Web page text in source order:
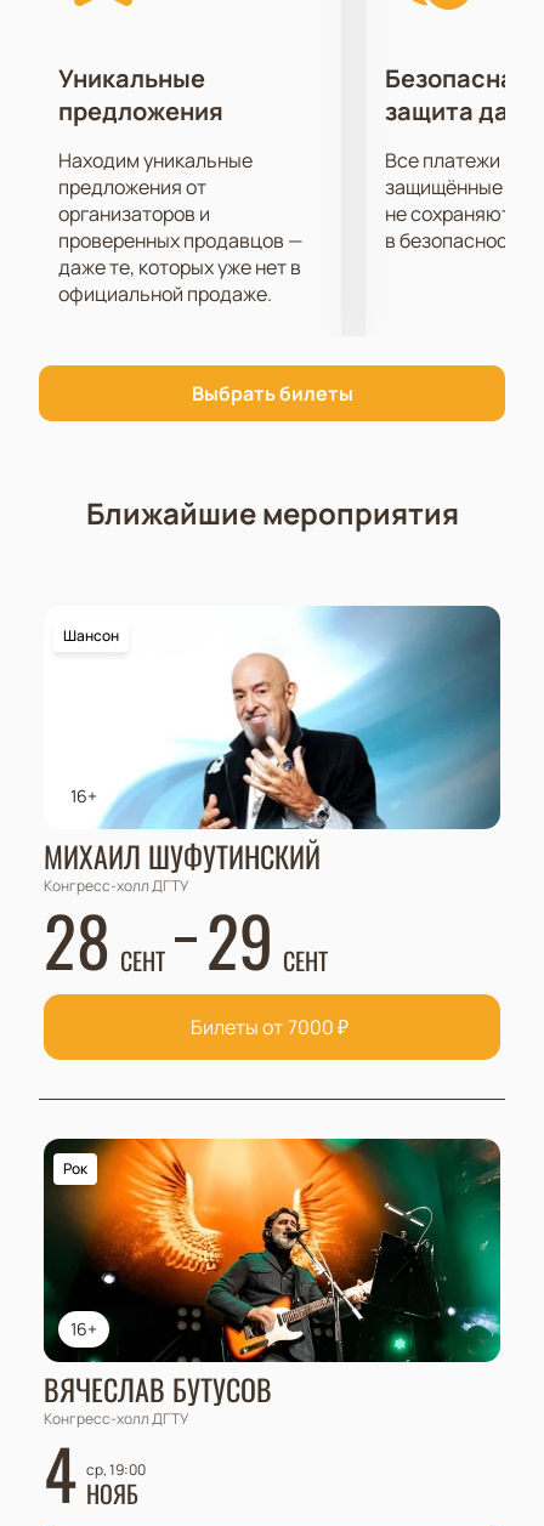
рассказывает о молодых людях, которые по
водоворот различных событий. История,
начавшись с обмана в итоге приводит к самому
лучшему чувству – любви. Это спектакль о
ранимости добрых людей, о взаимопонимании и об
их правоте в этой жизни.
Купить билеты на спектакль “Старший сын” можно
на нашем сайте и провести вечер в прекрасной
компании Виктора Сухорукова всей семьей.
Уникальные
предложения
Находим уникальные
предложения от
организаторов и
проверенных продавцов —
даже те, которых уже нет в
официальной продаже.
Безопасная
защита
Все платежи
защищённые
не сохраняются
в безопасности.
Выбрать билеты
Ближайшие мероприятия
16+
Шансон
МИХАИЛ ШУФУТИНСКИЙ
Конгресс-холл ДГТУ
28 СЕНТ 29 СЕНТ
Билеты от7000₽
16+
Рок
ВЯЧЕСЛАВ БУТУСОВ
Конгресс-холл ДГТУ
4 ср, 19:00
НОЯБ